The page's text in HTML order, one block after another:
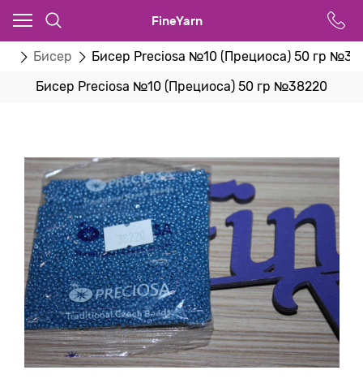
FineYarn
Бисер Бисер Preciosa №10 (Прециоса) 50 гр
Бисер Preciosa №10 (Прециоса) 50 гр №38220